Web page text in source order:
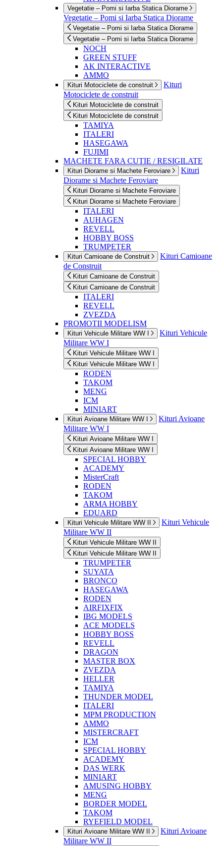
Vegetatie – Pomi si Iarba Statica Diorame
Vegetatie – Pomi si Iarba Statica Diorame
Vegetatie – Pomi si Iarba Statica Diorame
Vegetatie – Pomi si Iarba Statica Diorame
NOCH
GREEN STUFF
AK INTERACTIVE
AMMO
Kituri Motociclete de construit
Kituri
Motociclete de construit
Kituri Motociclete de construit
Kituri Motociclete de construit
TAMIYA
ITALERI
HASEGAWA
FUJIMI
MACHETE FARA CUTIE / RESIGILATE
Kituri Diorame si Machete Feroviare
Kituri
Diorame si Machete Feroviare
Kituri Diorame si Machete Feroviare
Kituri Diorame si Machete Feroviare
ITALERI
AUHAGEN
REVELL
HOBBY BOSS
TRUMPETER
Kituri Camioane de Construit
Kituri Camioane
de Construit
Kituri Camioane de Construit
Kituri Camioane de Construit
ITALERI
REVELL
ZVEZDA
PROMOTII MODELISM
Kituri Vehicule Militare WW I
Kituri Vehicule
Militare WW I
Kituri Vehicule Militare WW I
Kituri Vehicule Militare WW I
RODEN
TAKOM
MENG
ICM
MINIART
Kituri Avioane Militare WW I
Kituri Avioane
Militare WW I
Kituri Avioane Militare WW I
Kituri Avioane Militare WW I
SPECIAL HOBBY
ACADEMY
MisterCraft
RODEN
TAKOM
ARMA HOBBY
EDUARD
Kituri Vehicule Militare WW II
Kituri Vehicule
Militare WW II
Kituri Vehicule Militare WW II
Kituri Vehicule Militare WW II
TRUMPETER
SUYATA
BRONCO
HASEGAWA
RODEN
AIRFIXFIX
IBG MODELS
ACE MODELS
HOBBY BOSS
REVELL
DRAGON
MASTER BOX
ZVEZDA
HELLER
TAMIYA
THUNDER MODEL
ITALERI
MPM PRODUCTION
AMMO
MISTERCRAFT
ICM
SPECIAL HOBBY
ACADEMY
DAS WERK
MINIART
AMUSING HOBBY
MENG
BORDER MODEL
TAKOM
RYEFIELD MODEL
Kituri Avioane Militare WW II
Kituri Avioane
Militare WW II